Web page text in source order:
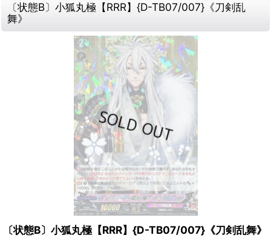
〔状態B〕小狐丸極【RRR】{D-TB07/007}《刀剣乱
舞》
〔状態B〕小狐丸極【RRR】{D-TB07/007}《刀剣乱舞》